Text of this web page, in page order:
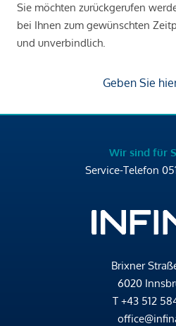
Sie möchten zurückgerufen
bei Ihnen zum gewünschten
und unverbindlich.
Geben Sie
Wir sind für
Service-Telefon
Brixner
6020
T +43 512